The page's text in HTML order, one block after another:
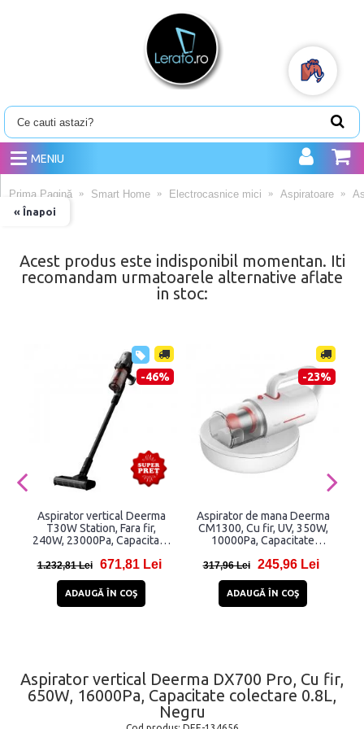
MENIU
« Înapoi
Prima Pagină Smart Home Electrocasnice mici Aspiratoare
Acest produs este indisponibil momentan. Iti
recomandam urmatoarele alternative aflate
in stoc:
-46%
Aspirator vertical Deerma
T30W Station, Fara fir,
240W, 23000Pa, Capacitate
Negru
1.232,81 Lei 671,81 Lei
ADAUGĂ ÎN COŞ
-23%
Aspirator de mana Deerma
CM1300, Cu fir, UV, 350W,
10000Pa, Capacitate
cablu 4.2m, Alb
317,96 Lei 245,96 Lei
ADAUGĂ ÎN COŞ
Aspirator vertical Deerma DX700 Pro, Cu fir,
650W, 16000Pa, Capacitate colectare 0.8L,
Negru